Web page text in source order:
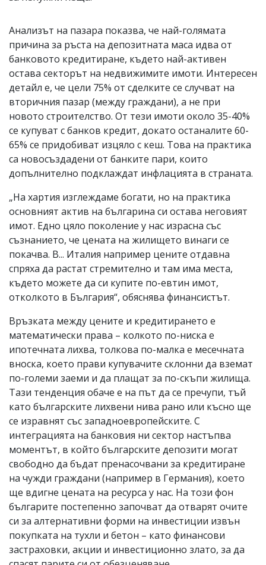
Анализът на пазара показва, че най-голямата
причина за ръста на депозитната маса идва от
банковото кредитиране, където най-активен
остава секторът на недвижимите имоти. Интересен
детайл е, че цели 75% от сделките се случват на
вторичния пазар (между граждани), а не при
новото строителство. От тези имоти около 35-40%
се купуват с банков кредит, докато останалите 60-
65% се придобиват изцяло с кеш. Това на практика
са новосъздадени от банките пари, които
допълнително подклаждат инфлацията в страната.
„На хартия изглеждаме богати, но на практика
основният актив на българина си остава неговият
имот. Едно цяло поколение у нас израсна със
съзнанието, че цената на жилището винаги се
покачва. В... Италия например цените отдавна
спряха да растат стремително и там има места,
където можете да си купите по-евтин имот,
отколкото в България“, обяснява финансистът.
Връзката между цените и кредитирането е
математически права – колкото по-ниска е
ипотечната лихва, толкова по-малка е месечната
вноска, което прави купувачите склонни да вземат
по-големи заеми и да плащат за по-скъпи жилища.
Тази тенденция обаче е на път да се пречупи, тъй
като българските лихвени нива рано или късно ще
се изравнят със западноевропейските. С
интеграцията на банковия ни сектор настъпва
моментът, в който българските депозити могат
свободно да бъдат пренасочвани за кредитиране
на чужди граждани (например в Германия), което
ще вдигне цената на ресурса у нас. На този фон
българите постепенно започват да отварят очите
си за алтернативни форми на инвестиции извън
покупката на тухли и бетон – като финансови
застраховки, акции и инвестиционно злато, за да